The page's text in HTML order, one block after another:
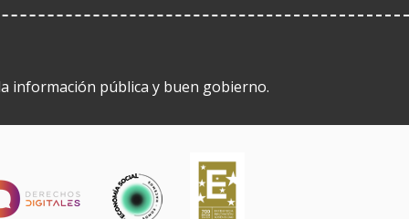
información pública y buen gobierno.